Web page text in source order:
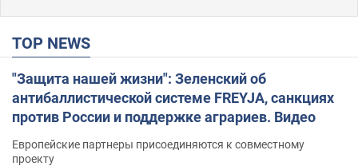
TOP NEWS
"Защита нашей жизни": Зеленский об
антибаллистической системе FREYJA, санкциях
против России и поддержке аграриев. Видео
Европейские партнеры присоединяются к совместному
проекту